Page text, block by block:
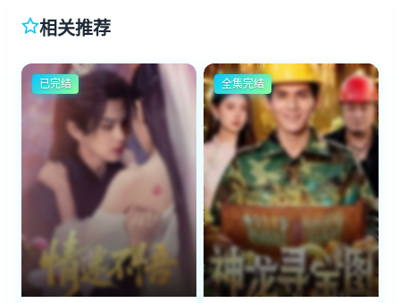
相关推荐
已完结 全集完结